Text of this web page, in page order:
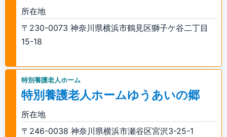
所在地
〒230-0073 神奈川県横浜市鶴見区獅子ケ谷二丁目
15-18
特別養護老人ホーム
特別養護老人ホームゆうあいの郷
所在地
〒246-0038 神奈川県横浜市瀬谷区宮沢3-25-1